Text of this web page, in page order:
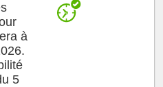
à
5